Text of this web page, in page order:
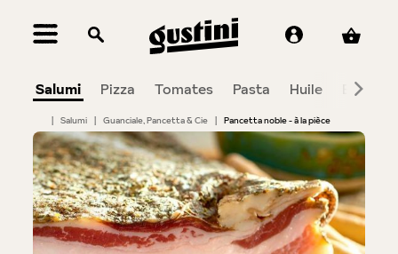
principal
Salumi Pizza Tomates Pasta Huile
| Salumi | Guanciale, Pancetta & Cie | Pancetta noble - à la pièce
Bildergalerie überspringen